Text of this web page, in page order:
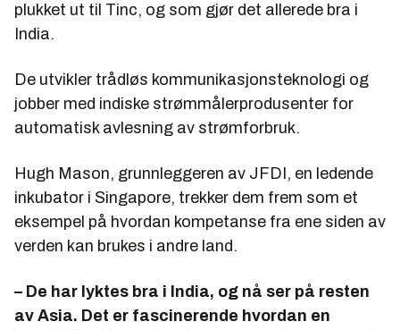
plukket ut til Tinc, og som gjør det allerede bra i
India.
De utvikler trådløs kommunikasjonsteknologi og
jobber med indiske strømmålerprodusenter for
automatisk avlesning av strømforbruk.
Hugh Mason, grunnleggeren av JFDI, en ledende
inkubator i Singapore, trekker dem frem som et
eksempel på hvordan kompetanse fra ene siden av
verden kan brukes i andre land.
– De har lyktes bra i India, og nå ser på resten
av Asia. Det er fascinerende hvordan en